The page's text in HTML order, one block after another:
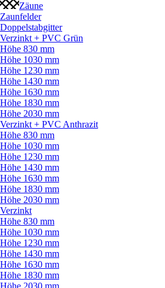
Zäune
Zaunfelder
Doppelstabgitter
Verzinkt + PVC Grün
Höhe 830 mm
Höhe 1030 mm
Höhe 1230 mm
Höhe 1430 mm
Höhe 1630 mm
Höhe 1830 mm
Höhe 2030 mm
Verzinkt + PVC Anthrazit
Höhe 830 mm
Höhe 1030 mm
Höhe 1230 mm
Höhe 1430 mm
Höhe 1630 mm
Höhe 1830 mm
Höhe 2030 mm
Verzinkt
Höhe 830 mm
Höhe 1030 mm
Höhe 1230 mm
Höhe 1430 mm
Höhe 1630 mm
Höhe 1830 mm
Höhe 2030 mm